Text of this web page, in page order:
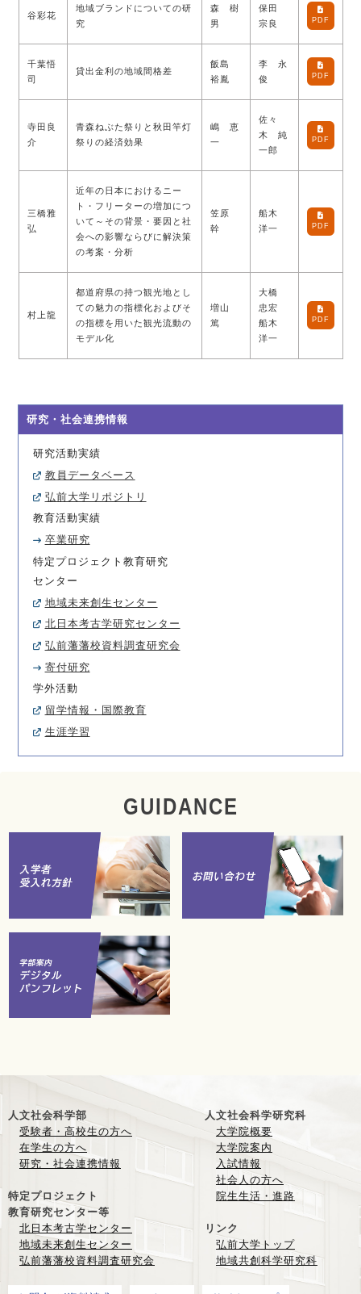
谷彩花
地域ブランドについての研
究
森 樹
男
保田
宗良
PDF
千葉悟
司
貸出金利の地域間格差
飯島
裕胤
李 永
俊
PDF
寺田良
介
青森ねぶた祭りと秋田竿灯
祭りの経済効果
嶋 恵
一
佐々
木 純
一郎
PDF
三橋雅
弘
近年の日本におけるニー
ト・フリーターの増加につ
いて～その背景・要因と社
会への影響ならびに解決策
の考案・分析
笠原
幹
船木
洋一
PDF
村上龍
都道府県の持つ観光地とし
ての魅力の指標化およびそ
の指標を用いた観光流動の
モデル化
増山
篤
大橋
忠宏
船木
洋一
PDF
研究・社会連携情報
研究活動実績
教員データベース
弘前大学リポジトリ
教育活動実績
卒業研究
特定プロジェクト教育研究
センター
地域未来創生センター
北日本考古学研究センター
弘前藩藩校資料調査研究会
寄付研究
学外活動
留学情報・国際教育
生涯学習
GUIDANCE
人文社会科学部
受験者・高校生の方へ
在学生の方へ
研究・社会連携情報
特定プロジェクト
教育研究センター等
北日本考古学センター
地域未来創生センター
弘前藩藩校資料調査研究会
人文社会科学研究科
大学院概要
大学院案内
入試情報
社会人の方へ
院生生活・進路
リンク
弘前大学トップ
地域共創科学研究科